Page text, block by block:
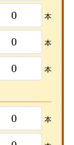
本
本
本
本